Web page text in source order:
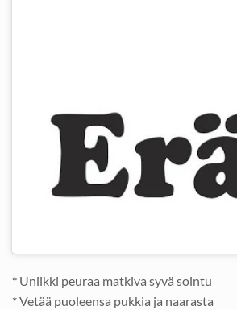
* Uniikki peuraa matkiva syvä sointu
*Vetää puoleensa pukkia ja naarasta